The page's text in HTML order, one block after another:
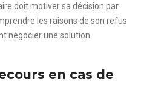
doit motiver sa décision par
les raisons de son refus
négocier une solution
en cas de